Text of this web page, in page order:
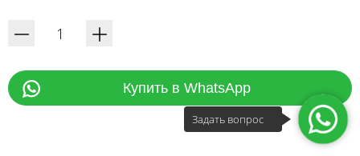
Купить в WhatsApp
Задать вопрос